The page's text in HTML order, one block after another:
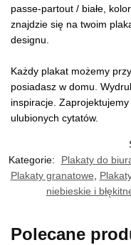
passe-partout / białe,
znajdzie się na twoim
designu.
Każdy plakat możemy
posiadasz w domu.
inspiracje.
ulubionych cytatów.
Kategorie:
Plakaty do
Plakaty granatowe,
niebieskie i
Polecane